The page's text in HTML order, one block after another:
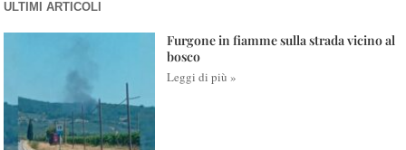
ULTIMI ARTICOLI
Furgone in fiamme sulla strada vicino al
bosco
Leggi di più »